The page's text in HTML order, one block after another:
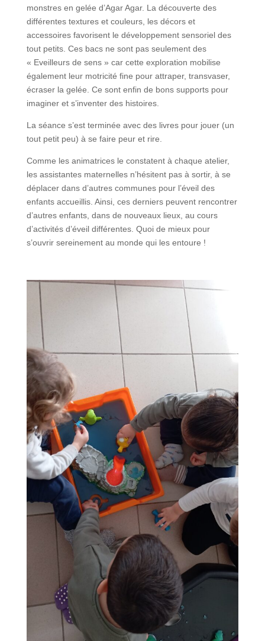
monstres en gelée d’Agar Agar. La découverte des
différentes textures et couleurs, les décors et
accessoires favorisent le développement sensoriel des
tout petits. Ces bacs ne sont pas seulement des
« Eveilleurs de sens » car cette exploration mobilise
également leur motricité fine pour attraper, transvaser,
écraser la gelée. Ce sont enfin de bons supports pour
imaginer et s’inventer des histoires.
La séance s’est terminée avec des livres pour jouer (un
tout petit peu) à se faire peur et rire.
Comme les animatrices le constatent à chaque atelier,
les assistantes maternelles n’hésitent pas à sortir, à se
déplacer dans d’autres communes pour l’éveil des
enfants accueillis. Ainsi, ces derniers peuvent rencontrer
d’autres enfants, dans de nouveaux lieux, au cours
d’activités d’éveil différentes. Quoi de mieux pour
s’ouvrir sereinement au monde qui les entoure !